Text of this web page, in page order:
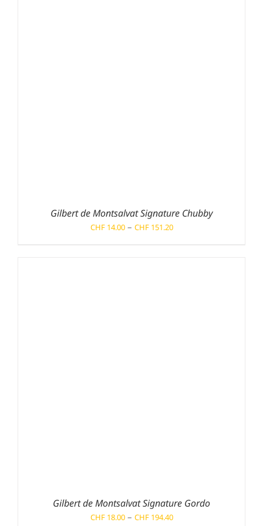
Gilbert de Montsalvat Signature Chubby
CHF14.00 – CHF151.20Preisspanne:
Gilbert de Montsalvat Signature Gordo
CHF18.00 – CHF194.40Preisspanne: